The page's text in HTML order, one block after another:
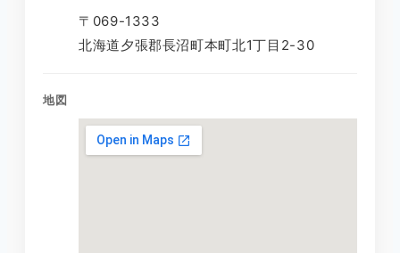
〒069-1333
北海道夕張郡長沼町本町北1丁目2-30
地図